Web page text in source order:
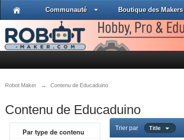
Communauté Boutique des Makers
Robot Maker → Contenu de Educaduino
Contenu de Educaduino
Par type de contenu Trier par Title